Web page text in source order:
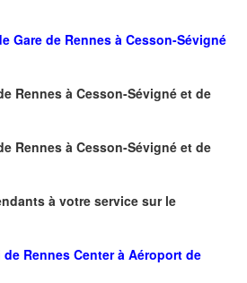
Gare de Rennes à Cesson-Sévigné
Rennes à Cesson-Sévigné et de
Rennes à Cesson-Sévigné et de
à votre service sur le
de Rennes Center à Aéroport de